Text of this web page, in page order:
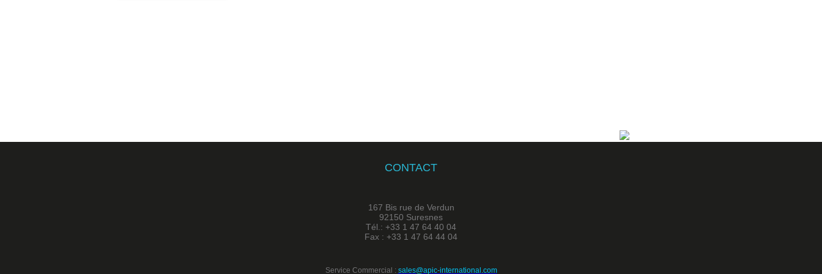
CONTACT
167 Bis rue de Verdun
92150 Suresnes
Tél.: +33 1 47 64 40 04
Fax : +33 1 47 64 44 04
Service Commercial : sales@apic-international.com